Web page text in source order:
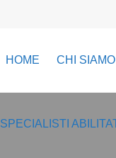
HOME CHI SIAMO
SPECIALISTI